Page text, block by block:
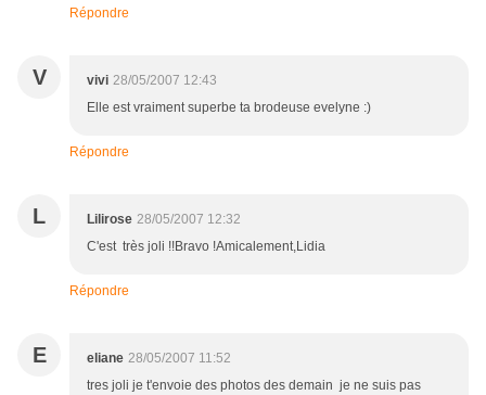
Répondre
V vivi 28/05/2007 12:43
Elle est vraiment superbe ta brodeuse evelyne :)
Répondre
L Lilirose 28/05/2007 12:32
C'est très joli !!Bravo !Amicalement,Lidia
Répondre
E eliane 28/05/2007 11:52
tres joli je t'envoie des photos des demain je ne suis pas